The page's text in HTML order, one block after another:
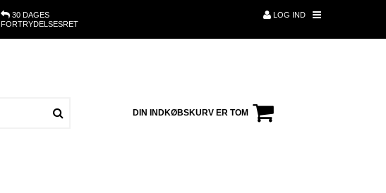
30 DAGES
FORTRYDELSESRET
LOG IND
DIN INDKØBSKURV ER TOM